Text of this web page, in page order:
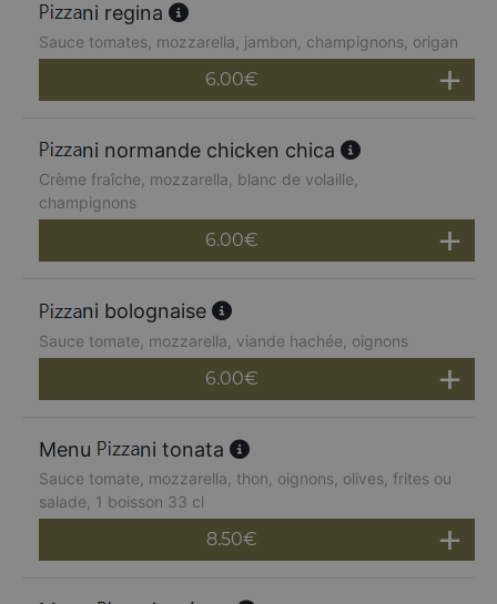
ni regina
Sauce tomates, mozzarella, jambon, champignons, origan
6.00€
ni normande chicken chica
Crème fraîche, mozzarella, blanc de volaille,
champignons
6.00€
ni bolognaise
Sauce tomate, mozzarella, viande hachée, oignons
6.00€
Menu ni tonata
Sauce tomate, mozzarella, thon, oignons, olives, frites ou
salade, 1 boisson 33 cl
8.50€